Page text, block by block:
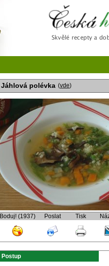
Jáhlová polévka (vde)
Boduj! (1937) Poslat Tisk
Postup